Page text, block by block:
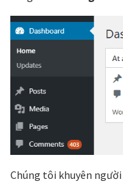
Chúng tôi khuyên